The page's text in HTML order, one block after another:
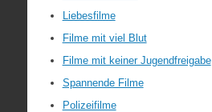
Liebesfilme
Filme mit viel Blut
Filme mit keiner Jugendfreigabe
Spannende Filme
Polizeifilme